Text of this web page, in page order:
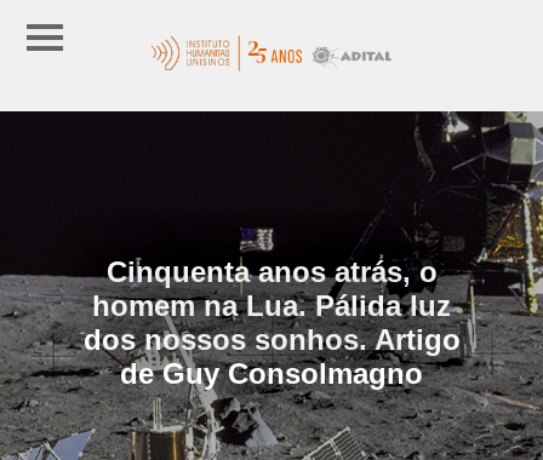
Cinquenta anos atrás, o
homem na Lua. Pálida luz
dos nossos sonhos. Artigo
de Guy Consolmagno